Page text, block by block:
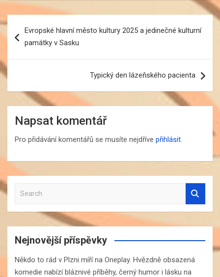
Navigace
proEvropské hlavní město kultury 2025 a jedinečné kulturní
památky v Sasku
Typický den lázeňského pacienta
Napsat komentář
Pro přidávání komentářů se musíte nejdříve přihlásit.
a
r
c
Nejnovější příspěvky
Někdo to rád v Plzni míří na Oneplay. Hvězdně obsazená
komedie nabízí bláznivé příběhy, černý humor i lásku na